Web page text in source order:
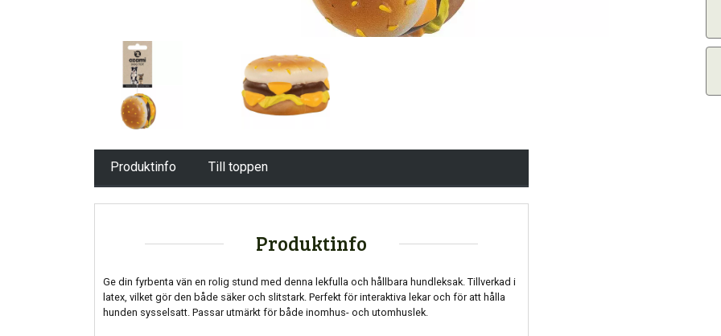
Produktinfo Till toppen
Produktinfo
Ge din fyrbenta vän en rolig stund med denna lekfulla och hållbara hundleksak. Tillverkad i
latex, vilket gör den både säker och slitstark. Perfekt för interaktiva lekar och för att hålla
hunden sysselsatt. Passar utmärkt för både inomhus- och utomhuslek.